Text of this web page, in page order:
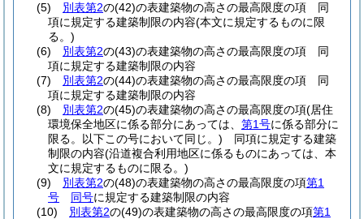
(5)
別表第2の(42)の表建築物の高さの最高限度の項 同
項に規定する建築制限の内容(本文に規定するものに限
る。)
(6)
別表第2の(43)の表建築物の高さの最高限度の項 同
項に規定する建築制限の内容
(7)
別表第2の(44)の表建築物の高さの最高限度の項 同
項に規定する建築制限の内容
(8)
別表第2の(45)の表建築物の高さの最高限度の項(居住
環境保全地区に係る部分にあっては、 第1号に係る部分に
限る。以下この号において同じ。) 同項に規定する建築
制限の内容(沿道複合利用地区に係るものにあっては、本
文に規定するものに限る。)
(9)
別表第2の(48)の表建築物の高さの最高限度の項第1
号
同号に規定する建築制限の内容
(10)
別表第2の(49)の表建築物の高さの最高限度の項第1